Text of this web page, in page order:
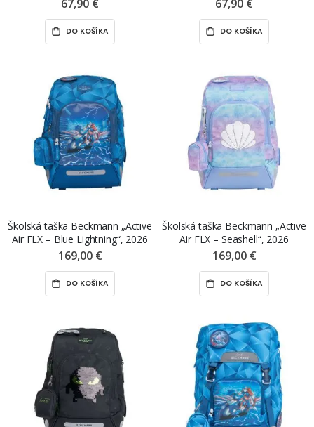
67,90 €
DO KOŠÍKA
67,90 €
DO KOŠÍKA
Školská taška Beckmann „Active
Air FLX – Blue Lightning“, 2026
169,00 €
DO KOŠÍKA
Školská taška Beckmann „Active
Air FLX – Seashell“, 2026
169,00 €
DO KOŠÍKA